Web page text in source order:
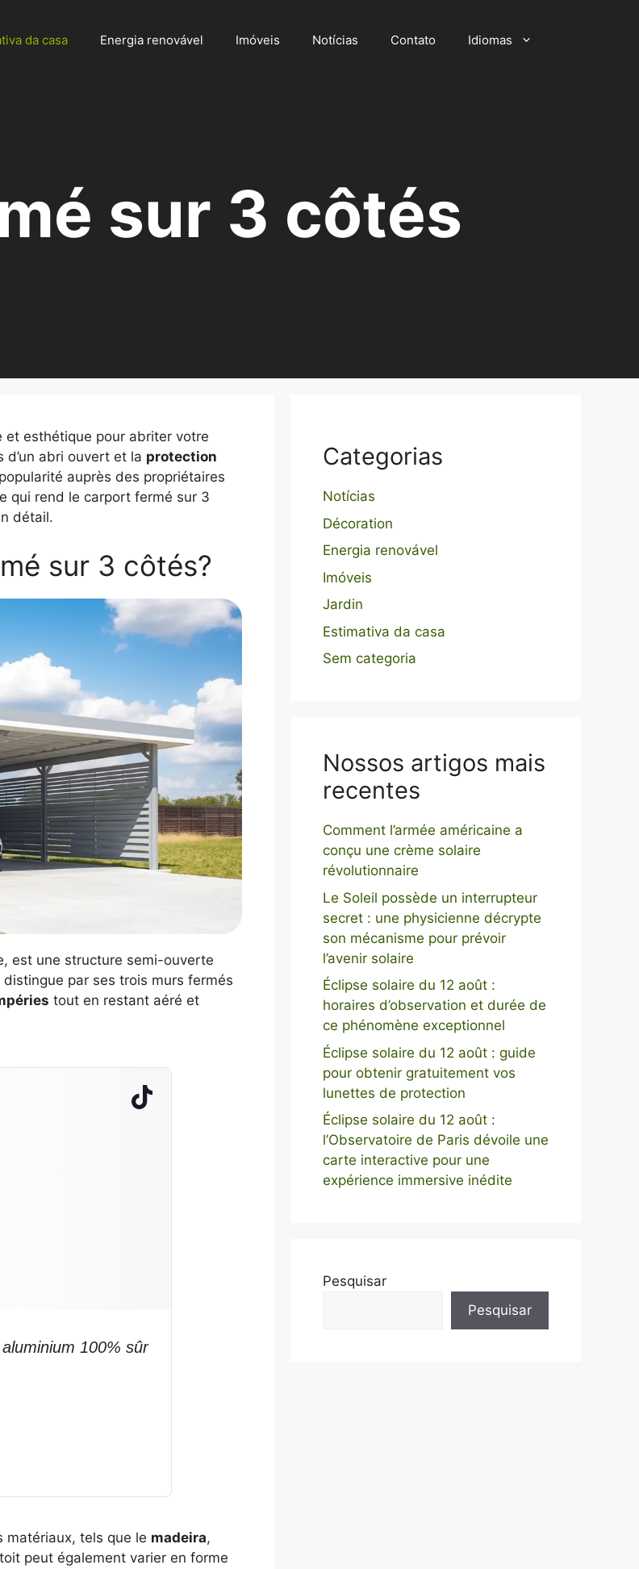
da casa Energia renovável Imóveis Notícias Contato Idiomas
sur 3 côtés
et esthétique pour abriter votre
d’un abri ouvert et la protection
auprès des propriétaires
qui rend le carport fermé sur 3
détail.
sur 3 côtés?
est une structure semi-ouverte
distingue par ses trois murs fermés
tout en restant aéré et
100% sûr
tels que le madeira,
peut également varier en forme
Categorias
Notícias
Décoration
Energia renovável
Imóveis
Jardin
Estimativa da casa
Sem categoria
Nossos artigos mais
recentes
Comment l’armée américaine a
conçu une crème solaire
révolutionnaire
Le Soleil possède un interrupteur
secret : une physicienne décrypte
son mécanisme pour prévoir
l’avenir solaire
Éclipse solaire du 12 août :
horaires d’observation et durée de
ce phénomène exceptionnel
Éclipse solaire du 12 août : guide
pour obtenir gratuitement vos
lunettes de protection
Éclipse solaire du 12 août :
l’Observatoire de Paris dévoile une
carte interactive pour une
expérience immersive inédite
Pesquisar
Pesquisar